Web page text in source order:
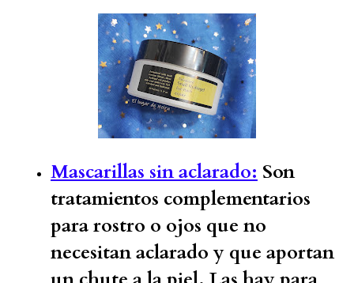
Mascarillas sin aclarado: Son
tratamientos complementarios
para rostro o ojos que no
necesitan aclarado y que aportan